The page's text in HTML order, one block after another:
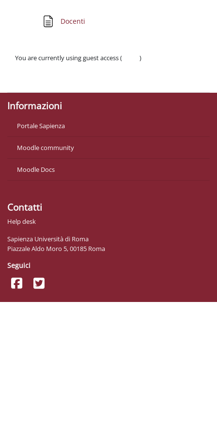
Docenti
You are currently using guest access (
)
Informazioni
Portale Sapienza
Moodle community
Moodle Docs
Contatti
Help desk
Sapienza Università di Roma
Piazzale Aldo Moro 5, 00185 Roma
Seguici